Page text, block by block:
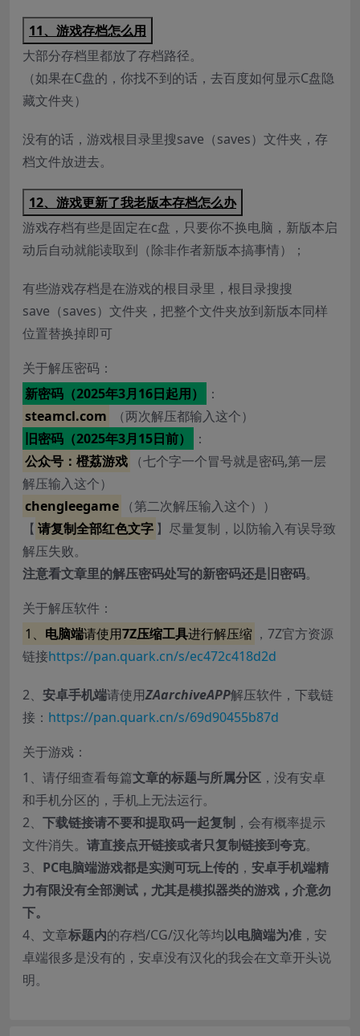
11、游戏存档怎么用
大部分存档里都放了存档路径。
（如果在C盘的，你找不到的话，去百度如何显示C盘隐
藏文件夹）
没有的话，游戏根目录里搜save（saves）文件夹，存
档文件放进去。
12、游戏更新了我老版本存档怎么办
游戏存档有些是固定在c盘，只要你不换电脑，新版本启
动后自动就能读取到（除非作者新版本搞事情）；
有些游戏存档是在游戏的根目录里，根目录搜搜
save（saves）文件夹，把整个文件夹放到新版本同样
位置替换掉即可
关于解压密码：
新密码（2025年3月16日起用）
：
steamcl.com
（两次解压都输入这个）
旧密码（2025年3月15日前）
：
公众号：橙荔游戏 （七个字一个冒号就是密码,第一层
解压输入这个）
chengleegame （第二次解压输入这个））
【 请复制全部红色文字 】尽量复制，以防输入有误导致
解压失败。
注意看文章里的解压密码处写的新密码还是旧密码。
关于解压软件：
1、 电脑端请使用7Z压缩工具进行解压缩 ，7Z官方资源
链接https://pan.quark.cn/s/ec472c418d2d
2、 安卓手机端请使用ZAarchiveAPP解压软件，下载链
接： https://pan.quark.cn/s/69d90455b87d
关于游戏：
1、请仔细查看每篇文章的标题与所属分区 ，没有安卓
和手机分区的，手机上无法运行。
2、 下载链接请不要和提取码一起复制 ，会有概率提示
文件消失。 请直接点开链接或者只复制链接到夸克。
3、 PC电脑端游戏都是实测可玩上传的 ， 安卓手机端精
力有限没有全部测试，尤其是模拟器类的游戏，介意勿
下。
4、文章标题内的存档/CG/汉化等均以电脑端为准 ，安
卓端很多是没有的，安卓没有汉化的我会在文章开头说
明。